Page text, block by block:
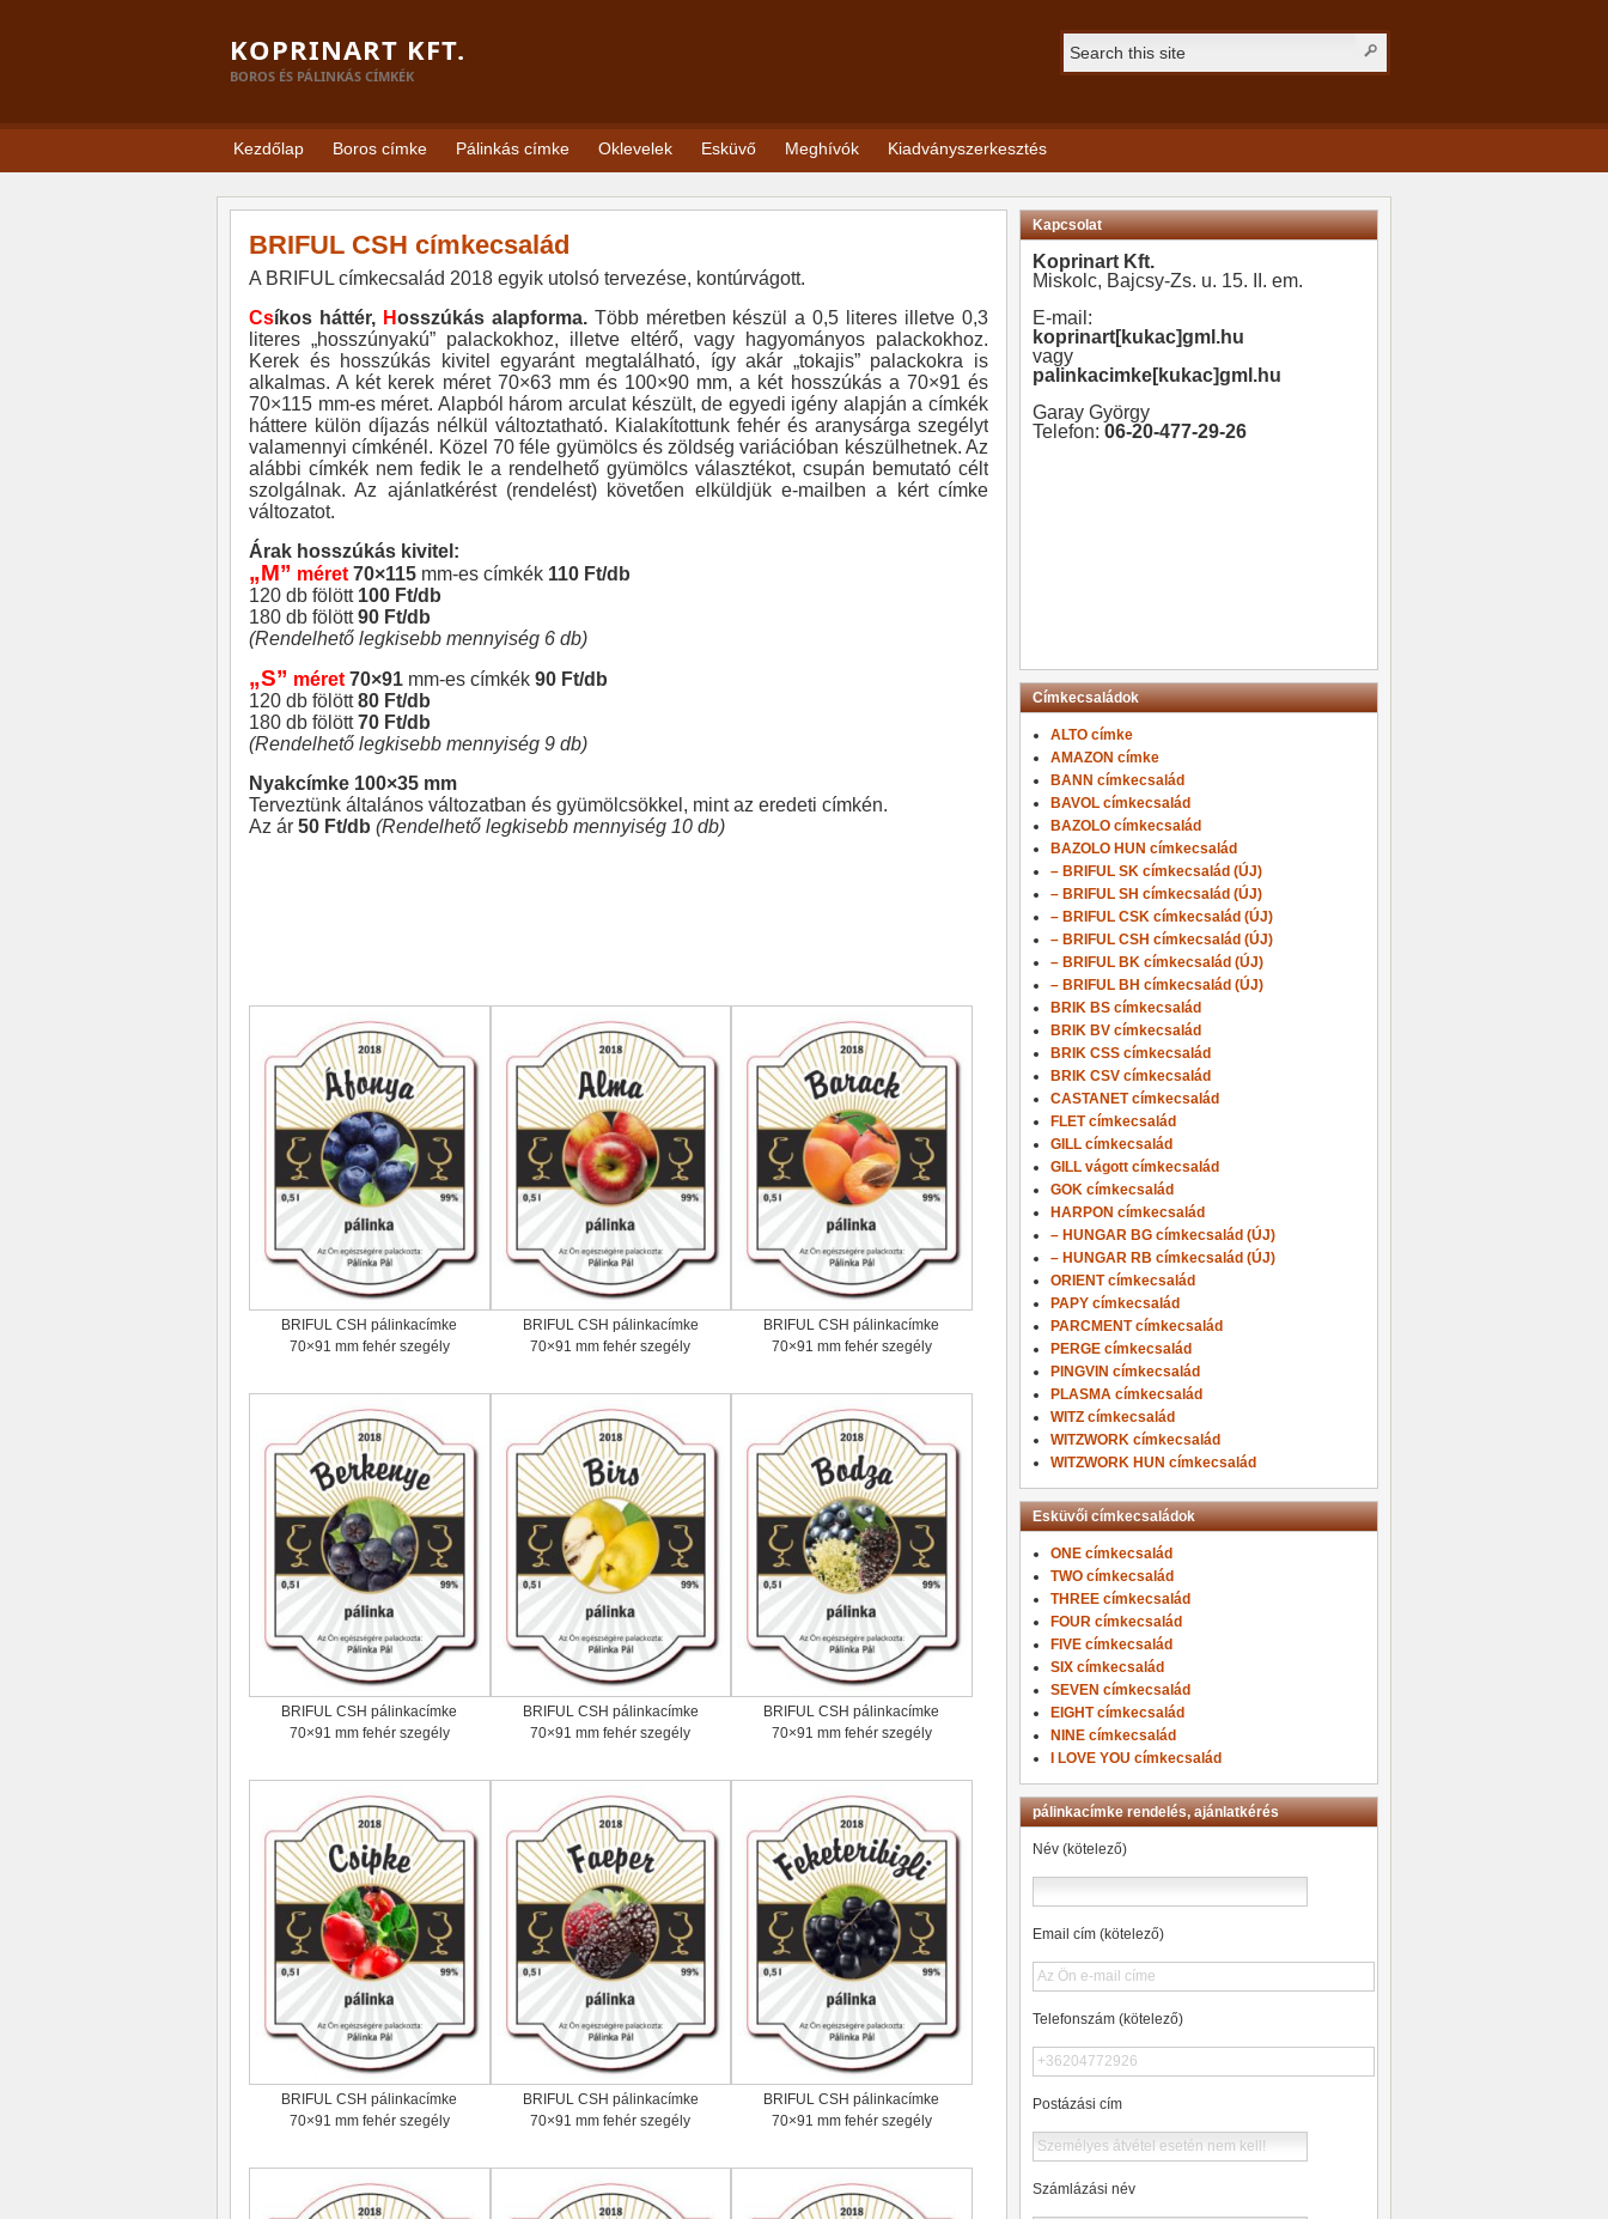
KOPRINART KFT.
BOROS ÉS PÁLINKÁS CÍMKÉK
Kezdőlap Boros címke Pálinkás címke Oklevelek Esküvő Meghívók Kiadványszerkesztés
BRIFUL CSH címkecsalád
A BRIFUL címkecsalád 2018 egyik utolsó tervezése, kontúrvágott.
Csíkos háttér, Hosszúkás alapforma.Több méretben készül a 0,5 literes illetve 0,3
literes „hosszúnyakú” palackokhoz, illetve eltérő, vagy hagyományos palackokhoz.
Kerek és hosszúkás kivitel egyaránt megtalálható, így akár „tokajis” palackokra is
alkalmas. A két kerek méret 70×63 mm és 100×90 mm, a két hosszúkás a 70×91 és
70×115 mm-es méret. Alapból három arculat készült, de egyedi igény alapján a címkék
háttere külön díjazás nélkül változtatható. Kialakítottunk fehér és aranysárga szegélyt
valamennyi címkénél. Közel 70 féle gyümölcs és zöldség variációban készülhetnek. Az
alábbi címkék nem fedik le a rendelhető gyümölcs választékot, csupán bemutató célt
szolgálnak. Az ajánlatkérést (rendelést) követően elküldjük e-mailben a kért címke
változatot.
Árak hosszúkás kivitel:
„M” méret 70×115 mm-es címkék 110 Ft/db
120 db fölött 100 Ft/db
180 db fölött90 Ft/db
(Rendelhető legkisebb mennyiség 6 db)
„S” méret 70×91 mm-es címkék 90 Ft/db
120 db fölött80 Ft/db
180 db fölött70 Ft/db
(Rendelhető legkisebb mennyiség 9 db)
Nyakcímke 100×35 mm
Terveztünk általános változatban és gyümölcsökkel, mint az eredeti címkén.
Az ár 50 Ft/db (Rendelhető legkisebb mennyiség 10 db)
BRIFUL CSH pálinkacímke
70×91 mm fehér szegély
BRIFUL CSH pálinkacímke
70×91 mm fehér szegély
BRIFUL CSH pálinkacímke
70×91 mm fehér szegély
BRIFUL CSH pálinkacímke
70×91 mm fehér szegély
BRIFUL CSH pálinkacímke
70×91 mm fehér szegély
BRIFUL CSH pálinkacímke
70×91 mm fehér szegély
BRIFUL CSH pálinkacímke
70×91 mm fehér szegély
BRIFUL CSH pálinkacímke
70×91 mm fehér szegély
BRIFUL CSH pálinkacímke
70×91 mm fehér szegély
Kapcsolat
Koprinart Kft.
Miskolc, Bajcsy-Zs. u. 15. II. em.
E-mail:
koprinart[kukac]gml.hu
vagy
palinkacimke[kukac]gml.hu
Garay György
Telefon: 06-20-477-29-26
Címkecsaládok
ALTO címke
AMAZON címke
BANN címkecsalád
BAVOL címkecsalád
BAZOLO címkecsalád
BAZOLO HUN címkecsalád
– BRIFUL SK címkecsalád (ÚJ)
– BRIFUL SH címkecsalád (ÚJ)
– BRIFUL CSK címkecsalád (ÚJ)
– BRIFUL CSH címkecsalád (ÚJ)
– BRIFUL BK címkecsalád (ÚJ)
– BRIFUL BH címkecsalád (ÚJ)
BRIK BS címkecsalád
BRIK BV címkecsalád
BRIK CSS címkecsalád
BRIK CSV címkecsalád
CASTANET címkecsalád
FLET címkecsalád
GILL címkecsalád
GILL vágott címkecsalád
GOK címkecsalád
HARPON címkecsalád
– HUNGAR BG címkecsalád (ÚJ)
– HUNGAR RB címkecsalád (ÚJ)
ORIENT címkecsalád
PAPY címkecsalád
PARCMENT címkecsalád
PERGE címkecsalád
PINGVIN címkecsalád
PLASMA címkecsalád
WITZ címkecsalád
WITZWORK címkecsalád
WITZWORK HUN címkecsalád
Esküvői címkecsaládok
ONE címkecsalád
TWO címkecsalád
THREE címkecsalád
FOUR címkecsalád
FIVE címkecsalád
SIX címkecsalád
SEVEN címkecsalád
EIGHT címkecsalád
NINE címkecsalád
I LOVE YOU címkecsalád
pálinkacímke rendelés, ajánlatkérés
Név (kötelező)
Email cím (kötelező)
Telefonszám (kötelező)
Postázási cím
Számlázási név